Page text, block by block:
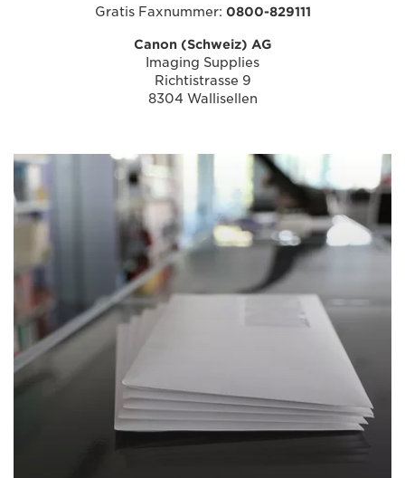
Gratis Faxnummer: 0800-829111
Canon (Schweiz) AG
Imaging Supplies
Richtistrasse 9
8304 Wallisellen